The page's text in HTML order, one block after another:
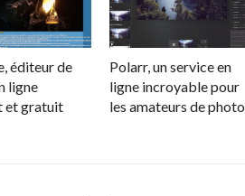
éditeur de
ligne
et gratuit
Polarr, un service en
ligne incroyable pour
les amateurs de photo